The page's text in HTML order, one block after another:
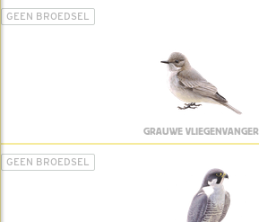
GEEN BROEDSEL
GRAUWE VLIEGENVANGER
GEEN BROEDSEL